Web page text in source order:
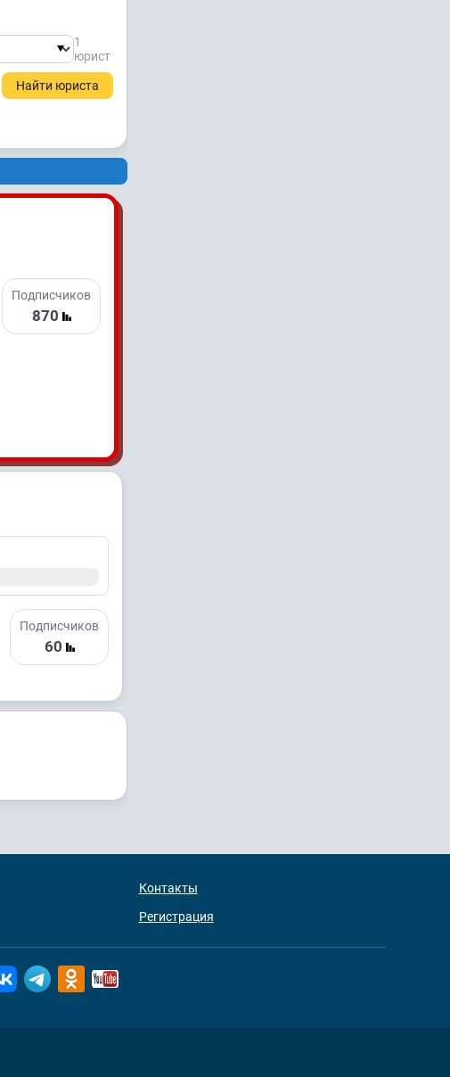
1
юрист
Подписчиков
870
Подписчиков
60
Контакты
Регистрация